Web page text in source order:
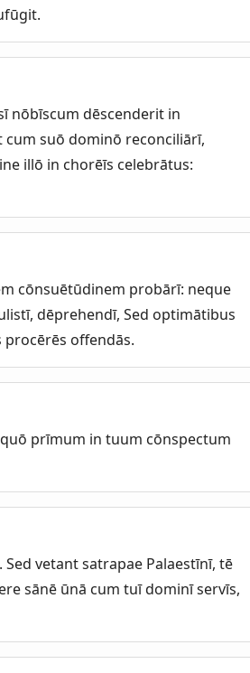
nōbīscum dēscenderit in
cum suō dominō reconciliārī,
illō in chorēīs celebrātus:
cōnsuētūdinem probārī: neque
dēprehendī, Sed optimātibus
procērēs offendās.
prīmum in tuum cōnspectum
vetant satrapae Palaestīnī, tē
sānē ūnā cum tuī dominī servīs,